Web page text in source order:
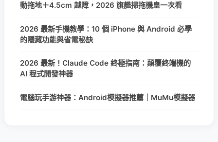
動拖地＋4.5cm 越障，2026 旗艦掃拖機皇一次看
2026 最新手機教學：10 個 iPhone 與 Android 必學
的隱藏功能與省電秘訣
2026 最新！Claude Code 終極指南：顛覆終端機的
AI 程式開發神器
電腦玩手游神器：Android模擬器推薦｜MuMu模擬器